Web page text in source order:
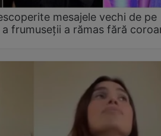
mesajele vechi de pe
frumuseții a rămas fără